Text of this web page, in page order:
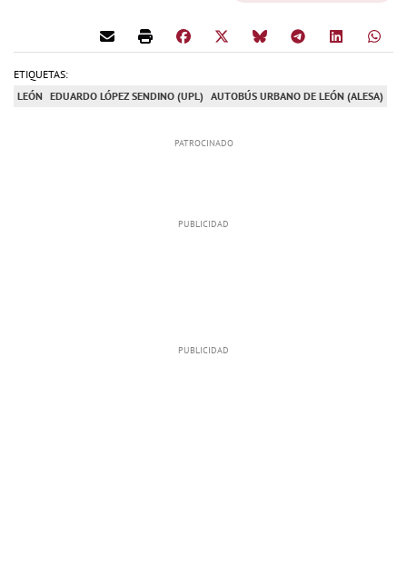
ETIQUETAS:
LEÓN EDUARDO LÓPEZ SENDINO (UPL) AUTOBÚS URBANO DE LEÓN (ALESA)